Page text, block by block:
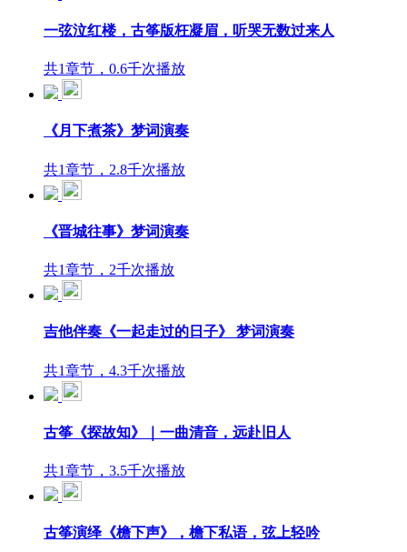
一弦泣红楼，古筝版枉凝眉，听哭无数过来人
共1章节，0.6千次播放
《月下煮茶》梦词演奏
共1章节，2.8千次播放
《晋城往事》梦词演奏
共1章节，2千次播放
吉他伴奏《一起走过的日子》 梦词演奏
共1章节，4.3千次播放
古筝《探故知》｜一曲清音，远赴旧人
共1章节，3.5千次播放
古筝演绎《檐下声》，檐下私语，弦上轻吟